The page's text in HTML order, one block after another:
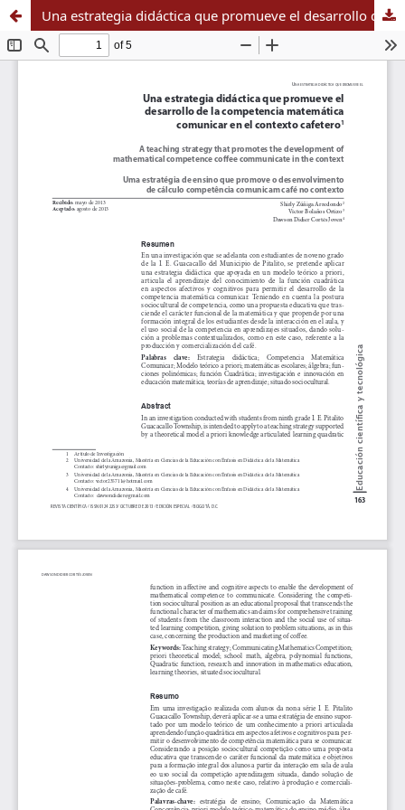
Una estrategia didáctica que promueve el desarrollo de la competencia matemática comunicar en el contexto cafetero